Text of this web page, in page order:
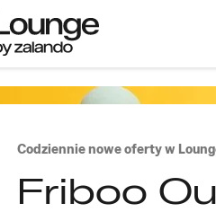
Codziennie nowe oferty w
Friboo